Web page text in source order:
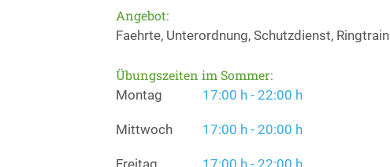
Angebot:
Faehrte, Unterordnung, Schutzdienst,
Übungszeiten im Sommer:
Montag 17:00 h - 22:00 h
Mittwoch 17:00 h - 20:00 h
Freitag 17:00 h - 22:00 h